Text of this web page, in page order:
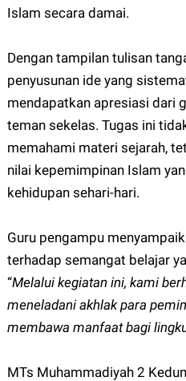
Islam secara damai.
Dengan tampilan tulisan
penyusunan ide yang
mendapatkan apresiasi dari
teman sekelas. Tugas ini
memahami materi sejarah,
nilai kepemimpinan Islam
kehidupan sehari-hari.
Guru pengampu
terhadap semangat belajar
“Melalui kegiatan ini, kami
meneladani akhlak para
membawa manfaat bagi
MTs Muhammadiyah 2